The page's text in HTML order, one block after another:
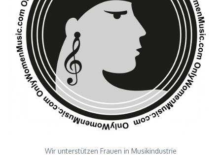
Wir unterstützen Frauen in Musikindustrie